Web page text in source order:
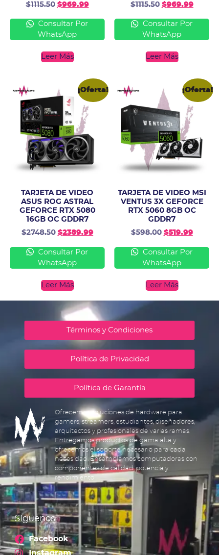
$1115.50 $969.99
Consultar Por
WhatsApp
Leer Más
$1115.50 $969.99
Consultar Por
WhatsApp
Leer Más
¡Oferta!
TARJETA DE VIDEO
ASUS ROG ASTRAL
GEFORCE RTX 5080
16GB OC GDDR7
$2748.50 $2389.99
Consultar Por
WhatsApp
Leer Más
¡Oferta!
TARJETA DE VIDEO MSI
VENTUS 3X GEFORCE
RTX 5060 8GB OC
GDDR7
$598.00 $519.99
Consultar Por
WhatsApp
Leer Más
Términos y Condiciones
Política de Privacidad
Política de Garantía
Ofrecemos soluciones de hardware para
gamers, streamers, estudiantes, diseñadores,
arquitectos y profesionales de varias ramas.
Entregamos productos de gama alta y
ofrecemos el soporte necesario para cada
necesidad. Ensamblamos computadoras con
componentes de calidad, potencia y
rendimiento.
Síguenos
Facebook
Instagram